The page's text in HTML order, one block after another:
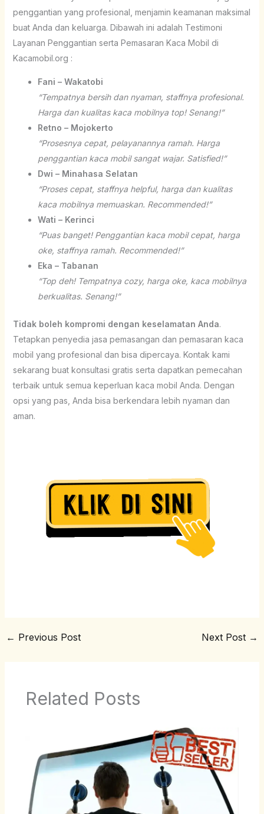
penggantian yang profesional, menjamin keamanan maksimal
buat Anda dan keluarga. Dibawah ini adalah Testimoni
Layanan Penggantian serta Pemasaran Kaca Mobil di
Kacamobil.org :
Fani – Wakatobi
“Tempatnya bersih dan nyaman, staffnya profesional.
Harga dan kualitas kaca mobilnya top! Senang!”
Retno – Mojokerto
“Prosesnya cepat, pelayanannya ramah. Harga
penggantian kaca mobil sangat wajar. Satisfied!”
Dwi – Minahasa Selatan
“Proses cepat, staffnya helpful, harga dan kualitas
kaca mobilnya memuaskan. Recommended!”
Wati – Kerinci
“Puas banget! Penggantian kaca mobil cepat, harga
oke, staffnya ramah. Recommended!”
Eka – Tabanan
“Top deh! Tempatnya cozy, harga oke, kaca mobilnya
berkualitas. Senang!”
Tidak boleh kompromi dengan keselamatan Anda.
Tetapkan penyedia jasa pemasangan dan pemasaran kaca
mobil yang profesional dan bisa dipercaya. Kontak kami
sekarang buat konsultasi gratis serta dapatkan pemecahan
terbaik untuk semua keperluan kaca mobil Anda. Dengan
opsi yang pas, Anda bisa berkendara lebih nyaman dan
aman.
← Previous Post Next Post →
Related Posts